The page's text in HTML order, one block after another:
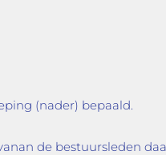
(nader) bepaald.
de bestuursleden